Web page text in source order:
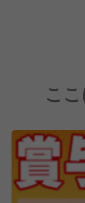
感出来る方な
こ